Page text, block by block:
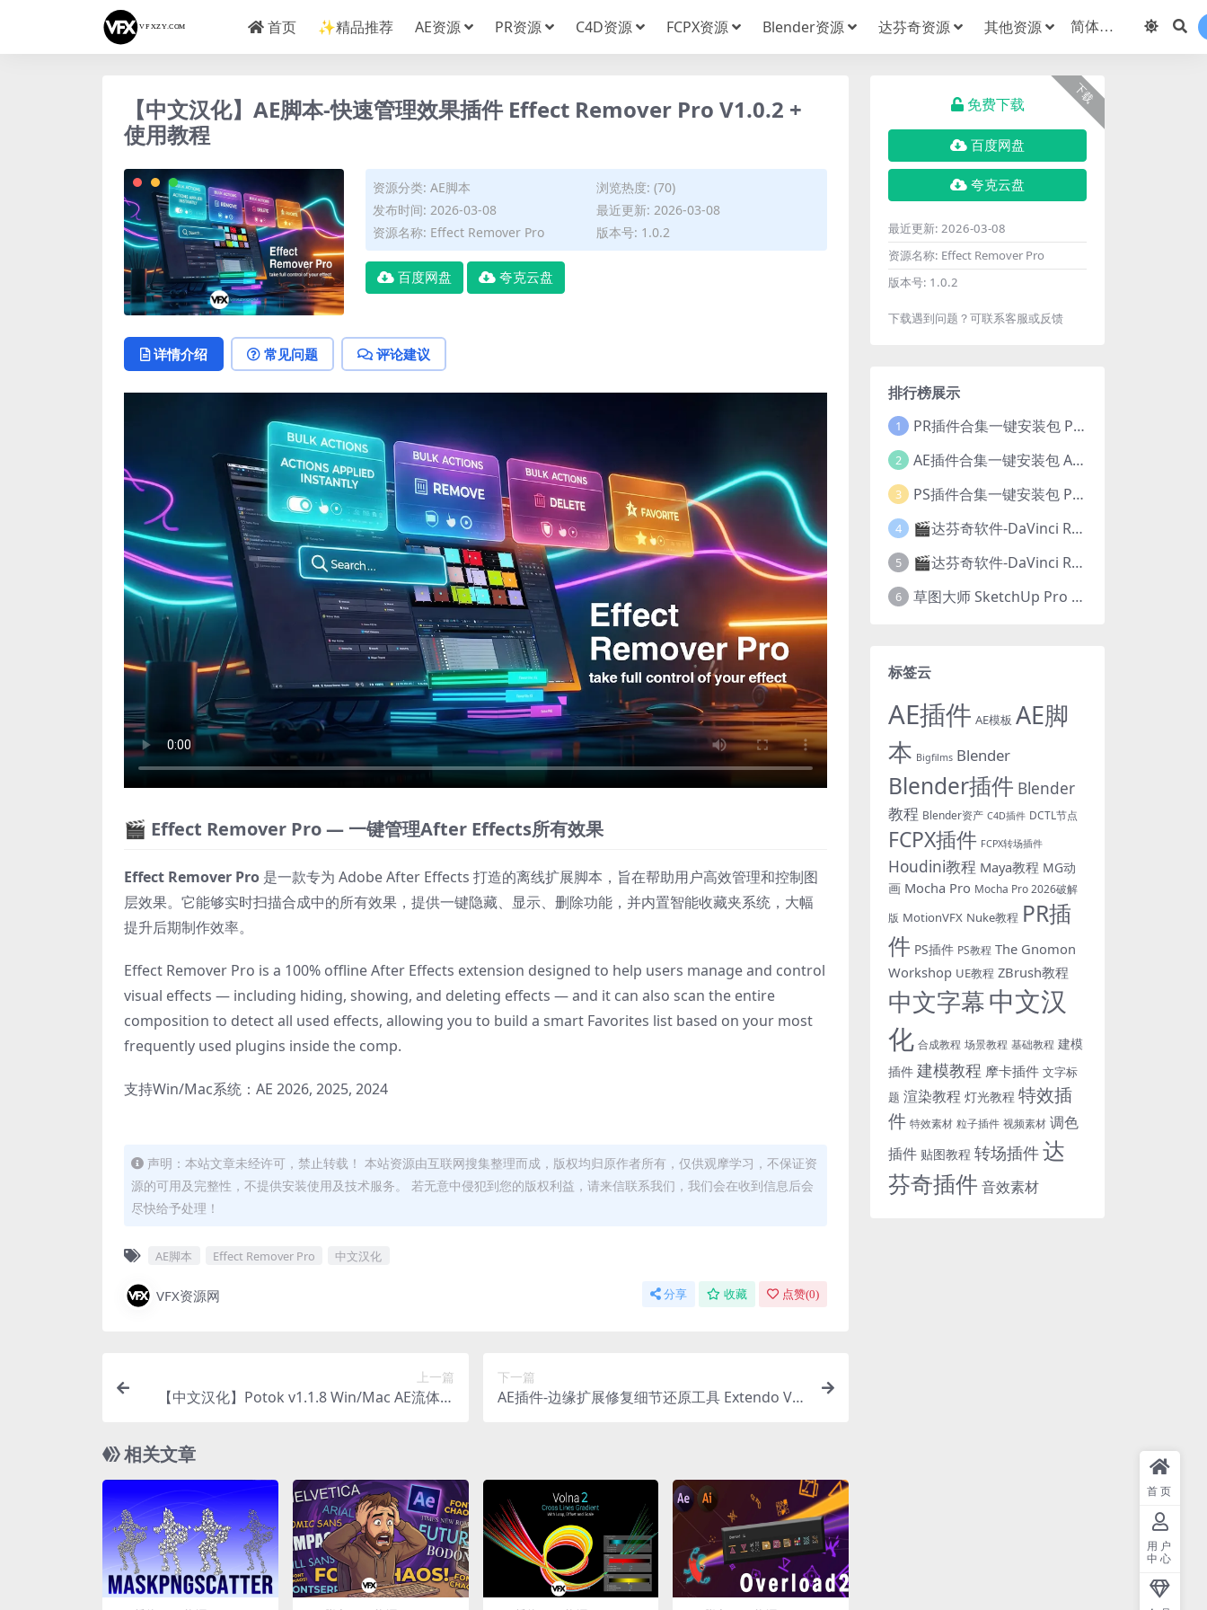
首页 ✨精品推荐 AE资源 PR资源 C4D资源 FCPX资源 Blender资源 达芬奇资源 其他资源
【中文汉化】AE脚本-快速管理效果插件 Effect Remover Pro V1.0.2 +
使用教程
资源分类: AE脚本
浏览热度: (70)
发布时间: 2026-03-08
最近更新: 2026-03-08
资源名称: Effect Remover Pro
版本号: 1.0.2
百度网盘 夸克云盘
详情介绍 常见问题 评论建议
🎬 Effect Remover Pro — 一键管理After Effects所有效果
Effect Remover Pro 是一款专为 Adobe After Effects 打造的离线扩展脚本，旨在帮助用户高效管理和控制图
层效果。它能够实时扫描合成中的所有效果，提供一键隐藏、显示、删除功能，并内置智能收藏夹系统，大幅
提升后期制作效率。
Effect Remover Pro is a 100% offline After Effects extension designed to help users manage and control
visual effects — including hiding, showing, and deleting effects — and it can also scan the entire
composition to detect all used effects, allowing you to build a smart Favorites list based on your most
frequently used plugins inside the comp.
支持Win/Mac系统：AE 2026, 2025, 2024
声明：本站文章未经许可，禁止转载！ 本站资源由互联网搜集整理而成，版权均归原作者所有，仅供观摩学习，不保证资
源的可用及完整性，不提供安装使用及技术服务。 若无意中侵犯到您的版权利益，请来信联系我们，我们会在收到信息后会
尽快给予处理！
AE脚本 Effect Remover Pro 中文汉化
VFX资源网 分享 收藏 点赞(0)
上一篇
【中文汉化】Potok v1.1.8 Win/Mac AE流体渐
下一篇
AE插件-边缘扩展修复细节还原工具 Extendo V1.
相关文章
下载
免费下载
百度网盘
夸克云盘
最近更新: 2026-03-08
资源名称: Effect Remover Pro
版本号: 1.0.2
下载遇到问题？可联系客服或反馈
排行榜展示
1 PR插件合集一键安装包 PR Plug-ins Suite 26.06 一键安装PR所有常用插件！
2 AE插件合集一键安装包 Ae Plug-ins Suite 26.05 一键安装AE所有常用插件！
3 PS插件合集一键安装包 PS Plug-ins Suite 26.01 一键安装PS所有常用插件！
4 🎬达芬奇软件-DaVinci Resolve Studio 20.3.1 Win/Mac中文破解版下载
5 🎬达芬奇软件-DaVinci Resolve Studio 21.0.4正式版 Win/Mac中文破解版下载
6 草图大师 SketchUp Pro 2026 v26.2.242/243 Win/Mac破解版 中文版/英文版
标签云
AE插件 AE模板 AE脚
本 Bigfilms Blender
Blender插件 Blender
教程 Blender资产 C4D插件 DCTL节点
FCPX插件 FCPX转场插件
Houdini教程 Maya教程 MG动
画 Mocha Pro Mocha Pro 2026破解
版 MotionVFX Nuke教程 PR插
件 PS插件 PS教程 The Gnomon
Workshop UE教程 ZBrush教程
中文字幕中文汉
化 合成教程 场景教程 基础教程 建模
插件 建模教程 摩卡插件 文字标
题 渲染教程 灯光教程 特效插
件 特效素材 粒子插件 视频素材 调色
插件 贴图教程 转场插件达
芬奇插件 音效素材
首页
用户
中心